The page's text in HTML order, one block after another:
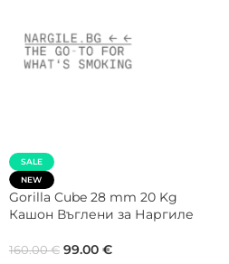
SALE
NEW
FUMELO 26 mm 20 Kg Кашон
Въглени за Наргиле
160.00€ 99.00 €